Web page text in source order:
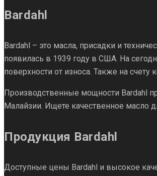
Bardahl
Bardahl – это масла, присадки и
появилась в 1939 году в США. На
поверхности от износа. Также на
Производственные мощности Bardahl
Малайзии. Ищете качественное масло
Продукция Bardahl
Доступные цены Bardahl и высокое